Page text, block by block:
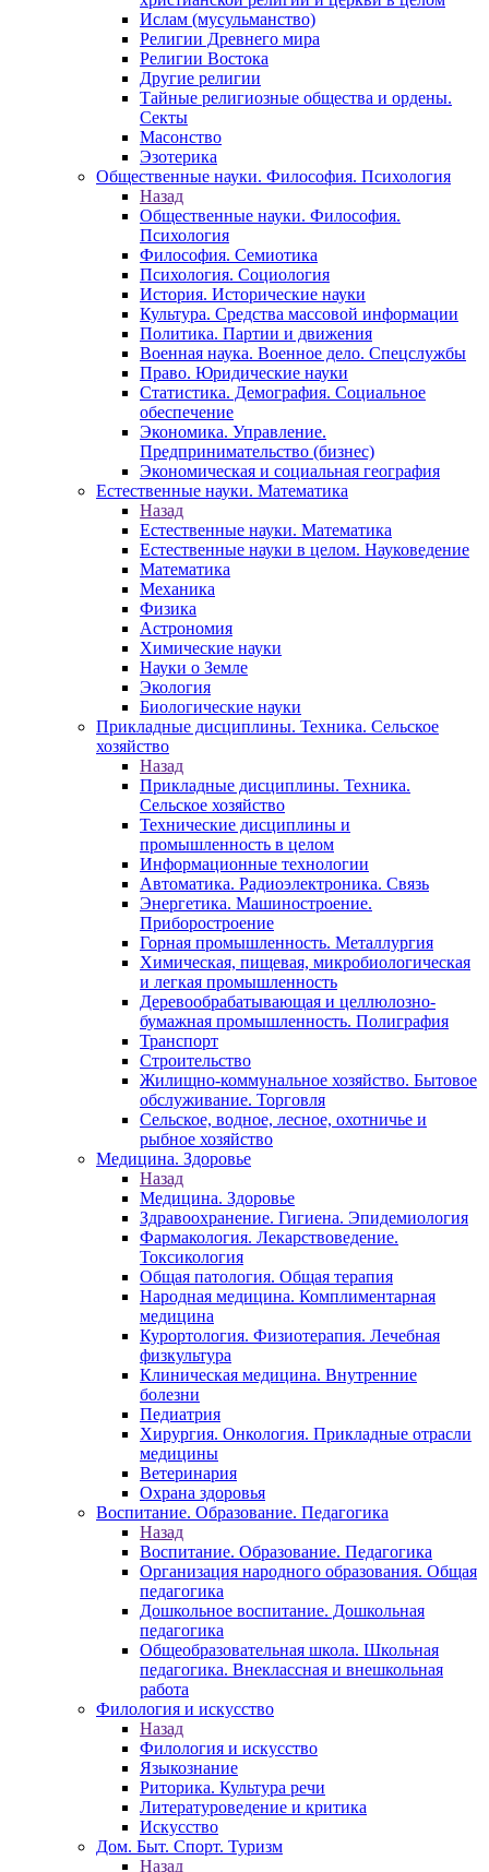
Ислам (мусульманство)
Религии Древнего мира
Религии Востока
Другие религии
Тайные религиозные общества и ордены.
Секты
Масонство
Эзотерика
Общественные науки. Философия. Психология
Назад
Общественные науки. Философия.
Психология
Философия. Семиотика
Психология. Социология
История. Исторические науки
Культура. Средства массовой информации
Политика. Партии и движения
Военная наука. Военное дело. Спецслужбы
Право. Юридические науки
Статистика. Демография. Социальное
обеспечение
Экономика. Управление.
Предпринимательство (бизнес)
Экономическая и социальная география
Естественные науки. Математика
Назад
Естественные науки. Математика
Естественные науки в целом. Науковедение
Математика
Механика
Физика
Астрономия
Химические науки
Науки о Земле
Экология
Биологические науки
Прикладные дисциплины. Техника. Сельское
хозяйство
Назад
Прикладные дисциплины. Техника.
Сельское хозяйство
Технические дисциплины и
промышленность в целом
Информационные технологии
Автоматика. Радиоэлектроника. Связь
Энергетика. Машиностроение.
Приборостроение
Горная промышленность. Металлургия
Химическая, пищевая, микробиологическая
и легкая промышленность
Деревообрабатывающая и целлюлозно-
бумажная промышленность. Полиграфия
Транспорт
Строительство
Жилищно-коммунальное хозяйство. Бытовое
обслуживание. Торговля
Сельское, водное, лесное, охотничье и
рыбное хозяйство
Медицина. Здоровье
Назад
Медицина. Здоровье
Здравоохранение. Гигиена. Эпидемиология
Фармакология. Лекарствоведение.
Токсикология
Общая патология. Общая терапия
Народная медицина. Комплиментарная
медицина
Курортология. Физиотерапия. Лечебная
физкультура
Клиническая медицина. Внутренние
болезни
Педиатрия
Хирургия. Онкология. Прикладные отрасли
медицины
Ветеринария
Охрана здоровья
Воспитание. Образование. Педагогика
Назад
Воспитание. Образование. Педагогика
Организация народного образования. Общая
педагогика
Дошкольное воспитание. Дошкольная
педагогика
Общеобразовательная школа. Школьная
педагогика. Внеклассная и внешкольная
работа
Филология и искусство
Назад
Филология и искусство
Языкознание
Риторика. Культура речи
Литературоведение и критика
Искусство
Дом. Быт. Спорт. Туризм
Назад